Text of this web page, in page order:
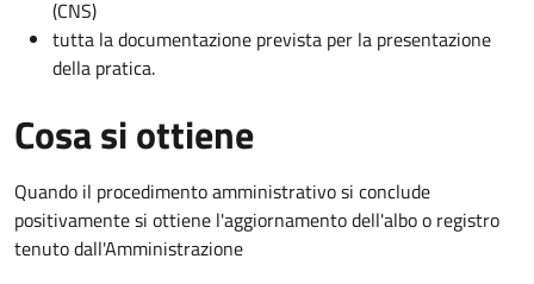
(CNS)
tutta la documentazione prevista per la presentazione
della pratica.
Cosa si ottiene
Quando il procedimento amministrativo si conclude
positivamente si ottiene l'aggiornamento dell'albo o registro
tenuto dall'Amministrazione